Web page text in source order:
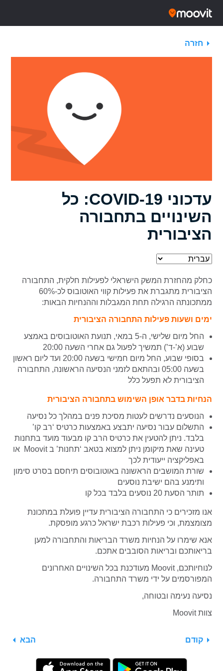
חזרה
עדכוני COVID-19: כל
השינויים בתחבורה
הציבורית
כחלק מהחזרת המשק הישראלי לפעילות חלקית, התחבורה
הציבורית מתגברת את פעילות קווי האוטובוס לכ-60%
ממתכונתה הרגילה תחת המגבלות וההנחיות הבאות:
ימים ושעות פעילות התחבורה הציבורית
החל מיום שלישי, ה-5 במאי, תנועת האוטובוסים באמצע
שבוע (א’-ד’) תמשיך לפעול גם אחרי השעה 20:00
בסופי שבוע, החל מיום חמישי בשעה 20:00 ועד ליום ראשון
בשעה 05:00 ובהתאם לזמני הנסיעה הראשונה, התחבורה
הציבורית לא תפעל כלל
הנחיות בדבר אופן השימוש בתחבורה הציבורית
הנוסעים נדרשים לעטות מסיכת פנים במהלך כל נסיעה
התשלום עבור נסיעה יתבצע באמצעות כרטיס ‘רב קו’
בלבד. ניתן להטעין את כרטיס הרב קו מבעוד מועד בתחנות
טעינה שאת מיקומן ניתן למצוא בטאב ‘תחנות’ ב Moovit או
באפליקציה ייעודית לכך
שורת המושבים הראשונה באוטובוסים תיחסם בסרט סימון
ותימנע בהם ישיבת נוסעים
תותר הסעת 20 נוסעים בלבד בכל קו
אנו מזכירים כי התחבורה הציבורית עדיין פועלת במתכונת
מצומצמת, וכי פעילות רכבת ישראל כרגע מופסקת.
אנא שימרו על הנחיות משרד הבריאות והתחבורה למען
בריאותכם ובריאות הסובבים אתכם.
לנוחיותכם, Moovit מעודכנת בכל השינויים האחרונים
המפורסמים על ידי משרד התחבורה.
נסיעה נעימה ובטוחה,
צוות Moovit
קודם הבא